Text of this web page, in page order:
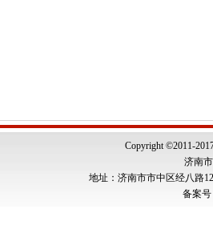
Copyright ©2011-
济南
地址：济南市市中区经八路
备案号